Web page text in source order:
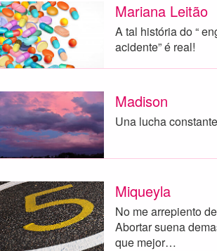
Mariana Leitão
A tal história do “
acidente” é real!
Madison
Una lucha
Miqueyla
No me arrepiento
Abortar suena
que mejor…